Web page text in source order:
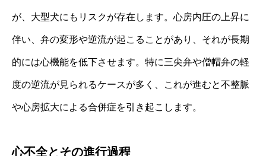
が、大型犬にもリスクが存在します。心房内圧の上昇に
伴い、弁の変形や逆流が起こることがあり、それが長期
的には心機能を低下させます。特に三尖弁や僧帽弁の軽
度の逆流が見られるケースが多く、これが進むと不整脈
や心房拡大による合併症を引き起こします。
心不全とその進行過程